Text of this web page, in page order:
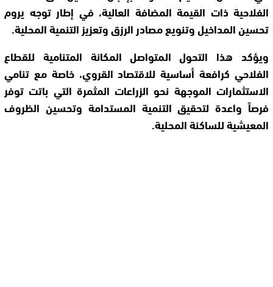
الفلاحية ذات القيمة المضافة العالية، في إطار توجه يروم
تحسين المداخيل وتنويع مصادر الرزق وتعزيز التنمية المحلية.
ويؤكد هذا التحول المتواصل المكانة المتنامية للقطاع
الفلاحي كرافعة أساسية للاقتصاد القروي، خاصة مع تنامي
الاستثمارات الموجهة نحو الزراعات المثمرة التي باتت توفر
فرصاً واعدة لتحقيق التنمية المستدامة وتحسين الظروف
المعيشية للساكنة المحلية.